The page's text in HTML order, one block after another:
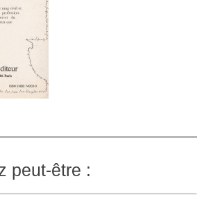
peut-être :